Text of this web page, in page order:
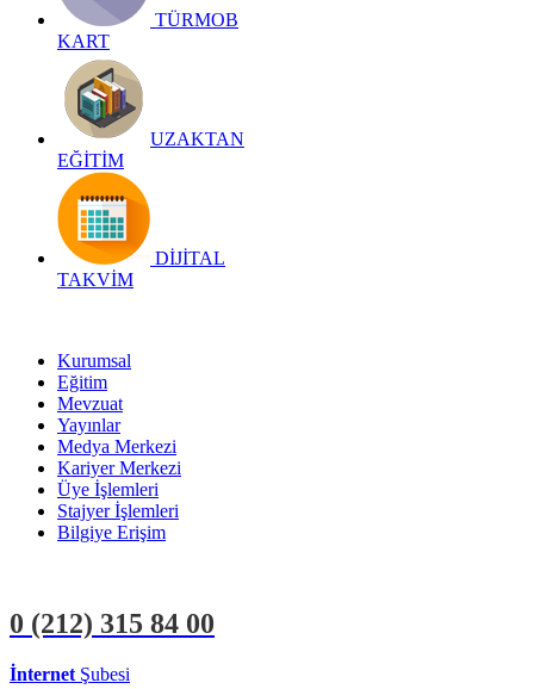
TÜRMOB
KART
UZAKTAN
EĞİTİM
DİJİTAL
TAKVİM
Kurumsal
Eğitim
Mevzuat
Yayınlar
Medya Merkezi
Kariyer Merkezi
Üye İşlemleri
Stajyer İşlemleri
Bilgiye Erişim
0 (212) 315 84 00
İnternet Şubesi